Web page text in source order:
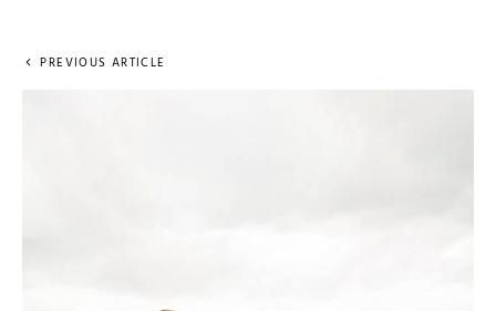
PREVIOUS ARTICLE